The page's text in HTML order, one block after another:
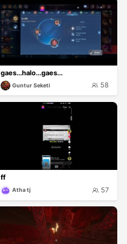
gaes...halo...gaes...
Guntur Seketi 58
ff
Atha tj 57